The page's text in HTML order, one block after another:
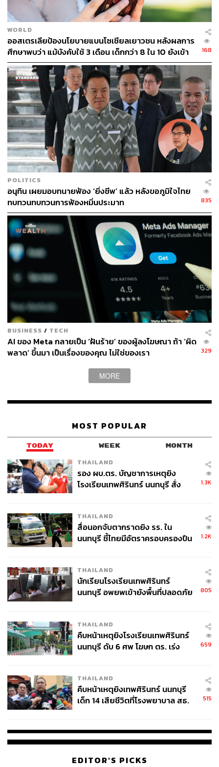
สามารถเปลี่ยนแปลงได้ในทุกๆ วัน ผมคิดว่ากลยุทธ์ที่สำคัญ
ที่สุดก็คือการเรียนรู้ให้รวดเร็วที่สุดเท่าที่คุณจะสามารถทำได้
ก่อนที่จะเปลี่ยนไปเรียนรู้กับเรื่องใหม่ๆ เรื่องอื่นๆ อีก
“ถึงแม้ว่าจะไม่ได้ผลลัพธ์ที่ดีที่สุดออกมาในทุกๆ ครั้งก็ตาม
แต่ที่สุดแล้วผมคิดว่าคุณจะสามารถรังสรรค์สิ่งที่ยอดเยี่ยม
ออกมาได้ภายใน 1 ปีหรืออาจจะ 2 ปี ซึ่งผมว่าเข้าท่ากว่าการ
ที่คุณจะมานั่งรอฟีดแบ็กของคุณกับไอเดียที่คุณมีเป็นปีๆ
“การโฟกัสและเรียนรู้สิ่งต่างๆ อย่างไม่รีรอ ส่ิงนี้แหละคือ
แก่นแท้ที่สำคัญมากกว่าผลิตภัณฑ์ใดๆ ก็ตามที่เรากำลัง
พัฒนาอยู่ ณ ขณะนี้”
รู้จักเก็บความผิดพลาดเป็นบทเรียน
เมื่อปี 2014 นิโคลัส สปีเกลเบิร์ก (Nicolas Spiegelberg)
มหาบัณฑิตปริญญาโทสาขาวิศวกรรมคอมพิวเตอร์ จากมหา
วิทยาลัยอลาบามา ในเมืองฮันต์สวิลล์ (Huntsville) ที่มีโอกาส
ได้ร่วมงานกับเฟซบุ๊กในตำแหน่งผู้จัดการโปรเจกต์ ‘iOS infra’
ณ​ สำนักงานในนิวยอร์ก เล่าถึงประสบการณ์การสัมภาษณ์
ทำการสัมภาษณ์ก็จะทดสอบด้วยว่าคุณได้นำบทเรียนจาก
“พวกเขาจะให้โจทย์ที่ถูกออกแบบขึ้นมาโดยเฉพาะ ซึ่งคุณ
เช่น ลิสต์ต่างๆ กราฟ และแคช มาแก้โจทย์นั้นให้ได้
“แต่เมื่อผ่านมาถึงหัวข้อสัมภาษณ์เกี่ยวกับปรัชญาในการ
ทำงาน กรรมการที่สัมภาษณ์คุณจะซักถามถึงปัญหาการ
ทำงานในอดีต วิธีแก้ไขปัญหาของคุณ และบทเรียนที่คุณได้
รับ
“ที่เป็นเช่นนั้นก็เพราะว่า เฟซบุ๊กต้องการให้คนที่อยากจะ
มาทำงานร่วมกับพวกเขามีความกระหายในการพัฒนาและ
อดีตมาประยุกต์ใช้รับมือกับความท้าทายของการทำงานใน
องค์กรปัจจุบันได้”
ลอรี โกเลอร์ (Lori Goler) รองประธานแผนกทรัพยากร
บุคคลที่ทำงานกับเฟซบุ๊กมายาวนานตั้งแต่ปี 2008 เคยให้
สัมภาษณ์ไว้ว่า พนักงานในองค์กรของเธอจะสนิทสนม
ราวกับเป็นคนในครอบครัวเดียวกัน โดยที่แต่ละคนจะมีสิทธิ์
กันตั้งแต่เรื่องงาน ซีรีส์ที่ชอบ ไปจนถึงปัญหาส่วนตัว
“พวกเราดูแลกันและกันดีมากๆ มันเป็นผลมาจากการที่
องค์กรให้ความสำคัญกับความเป็น ‘ครอบครัว’ ของพนักงาน
โปสเตอร์แผ่นหนึ่งติดไว้พร้อมข้อความว่า ‘ที่เฟซบุ๊ก ไม่มี
ปัญหาของใครเป็นปัญหาของคนอื่น’ ซึ่งฉันคิดว่ามันเป็นส่ิงที่
สื่อแทนความหมายวิธีการทำงานร่วมกันของพวกเราได้เป็น
อย่างดี
พนักงานในบริษัทของเราเสียอีก! โดยกลุ่มย่อยพวกนี้ก็ไม่ได้
แบ่งตามลำดับชั้นความใหญ่โตของตำแหน่งของคุณ แต่แบ่ง
ตามโปรเจกต์งานที่คุณถือร่วมกัน ความสนใจ และความถนัด
WORLD
ออสเตรเลียป้องนโยบายแบนโซเชียลเยาวชน หลังผลการ
ศึกษาพบว่า แม้บังคับใช้ 3 เดือน เด็กกว่า 8 ใน 10 ยังเข้า
ถึง
168
POLITICS
อนุทิน เผยมอบทนายฟ้อง ‘ยิ่งชีพ’ แล้ว หลังขอภูมิใจไทย
ทบทวนทบทวนการฟ้องหมิ่นประมาท
835
BUSINESS / TECH
AI ของ Meta กลายเป็น ‘ฝันร้าย’ ของผู้ลงโฆษณา ถ้า ‘ผิด
พลาด’ ขึ้นมา เป็นเรื่องของคุณ ไม่ใช่ของเรา
329
MORE
MOST POPULAR
TODAY WEEK MONTH
THAILAND
รอง ผบ.ตร. บัญชาการเหตุยิง
โรงเรียนเทพศิรินทร์ นนทบุรี สั่ง
1.3K
THAILAND
สื่อนอกจับตากราดยิง รร. ใน
นนทบุรี ชี้ไทยมีอัตราครอบครองปืน
1.2K
THAILAND
นักเรียนโรงเรียนเทพศิรินทร์
นนทบุรี อพยพเข้ายังพื้นที่ปลอดภัย
805
THAILAND
คืบหน้าเหตุยิงโรงเรียนเทพศิรินทร์
นนทบุรี ดับ 6 ศพ โฆษก ตร. เร่ง
659
THAILAND
คืบหน้าเหตุยิงเทพศิรินทร์ นนทบุรี
เด็ก 14 เสียชีวิตที่โรงพยาบาล สธ.
515
EDITOR'S PICKS